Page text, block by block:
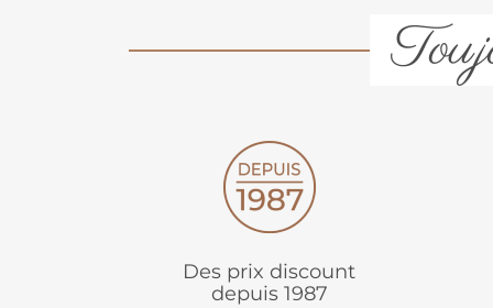
Des prix discount
depuis 1987